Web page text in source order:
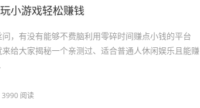
小游戏轻松赚钱
，有没有能够不费脑利用零碎时间赚点小钱的平台
给大家揭秘一个亲测过、适合普通人休闲娱乐且能赚
3990 阅读